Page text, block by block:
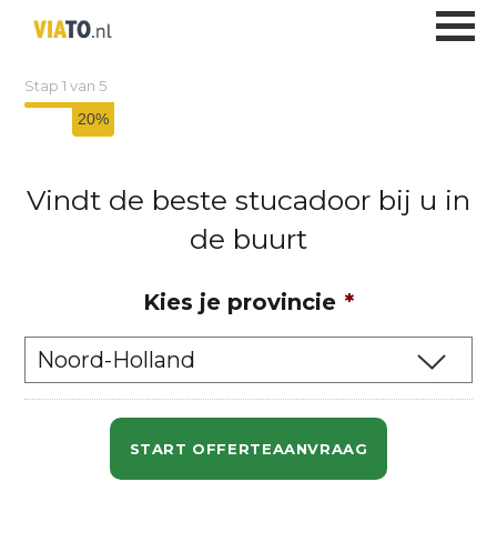
Stap1 van5
20%
Vindt de beste stucadoor bij u in
de buurt
Kies je provincie *